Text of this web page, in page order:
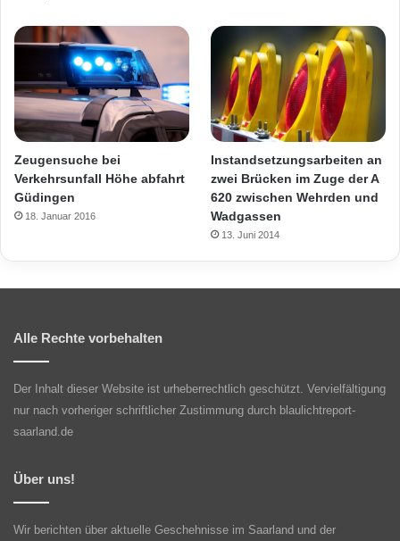
Zeugensuche bei
Verkehrsunfall Höhe abfahrt
Güdingen
18. Januar 2016
Instandsetzungsarbeiten an
zwei Brücken im Zuge der A
620 zwischen Wehrden und
Wadgassen
13. Juni 2014
Alle Rechte vorbehalten
Der Inhalt dieser Website ist urheberrechtlich geschützt. Vervielfältigung
nur nach vorheriger schriftlicher Zustimmung durch blaulichtreport-
saarland.de
Über uns!
Wir berichten über aktuelle Geschehnisse im Saarland und der